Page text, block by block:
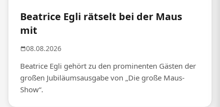
Beatrice Egli rätselt bei der Maus
mit
08.08.2026
Beatrice Egli gehört zu den prominenten Gästen der
großen Jubiläumsausgabe von „Die große Maus-
Show“.